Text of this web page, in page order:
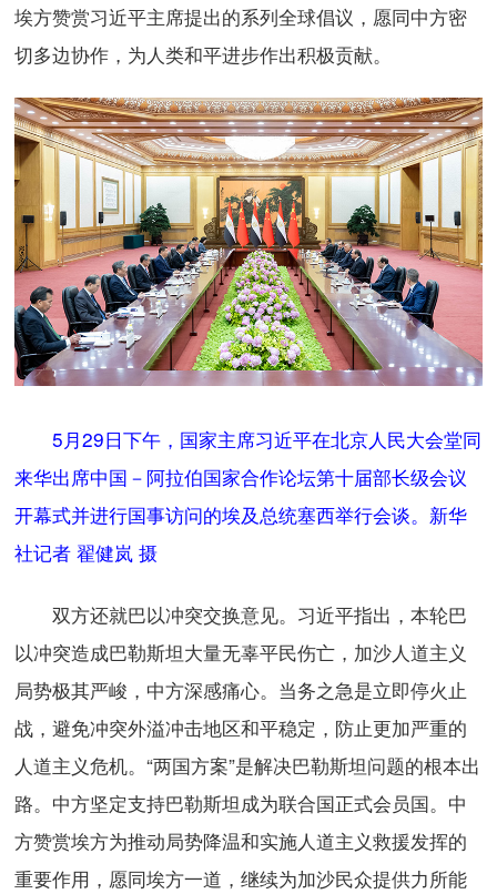
埃方赞赏习近平主席提出的系列全球倡议，愿同中方密
切多边协作，为人类和平进步作出积极贡献。
5月29日下午，国家主席习近平在北京人民大会堂同
来华出席中国－阿拉伯国家合作论坛第十届部长级会议
开幕式并进行国事访问的埃及总统塞西举行会谈。新华
社记者 翟健岚 摄
双方还就巴以冲突交换意见。习近平指出，本轮巴
以冲突造成巴勒斯坦大量无辜平民伤亡，加沙人道主义
局势极其严峻，中方深感痛心。当务之急是立即停火止
战，避免冲突外溢冲击地区和平稳定，防止更加严重的
人道主义危机。“两国方案”是解决巴勒斯坦问题的根本出
路。中方坚定支持巴勒斯坦成为联合国正式会员国。中
方赞赏埃方为推动局势降温和实施人道主义救援发挥的
重要作用，愿同埃方一道，继续为加沙民众提供力所能